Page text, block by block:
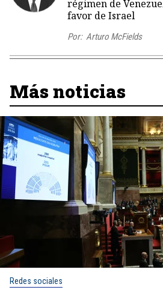
régimen de
favor de Israel
Por: Arturo McFields
Más noticias
Redes sociales